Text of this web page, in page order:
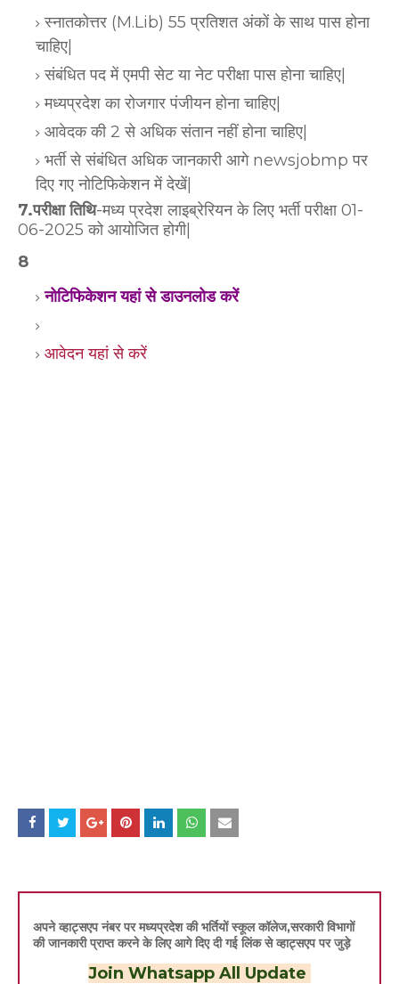
स्नातकोत्तर (M.Lib) 55 प्रतिशत अंकों के साथ पास होना
चाहिए|
संबंधित पद में एमपी सेट या नेट परीक्षा पास होना चाहिए|
मध्यप्रदेश का रोजगार पंजीयन होना चाहिए|
आवेदक की 2 से अधिक संतान नहीं होना चाहिए|
भर्ती से संबंधित अधिक जानकारी आगे newsjobmp पर
दिए गए नोटिफिकेशन में देखें|
7.परीक्षा तिथि-मध्य प्रदेश लाइब्रेरियन के लिए भर्ती परीक्षा 01-
06-2025 को आयोजित होगी|
8
नोटिफिकेशन यहां से डाउनलोड करें
आवेदन यहां से करें
अपने व्हाट्सएप नंबर पर मध्यप्रदेश की भर्तियों स्कूल कॉलेज,सरकारी विभागों
की जानकारी प्राप्त करने के लिए आगे दिए दी गई लिंक से व्हाट्सएप पर जुड़े
Join Whatsapp All Update